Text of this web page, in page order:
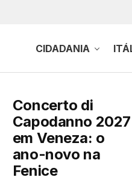
CIDADANIA
Concerto di
Capodanno 2027
em Veneza: o
ano-novo na
Fenice